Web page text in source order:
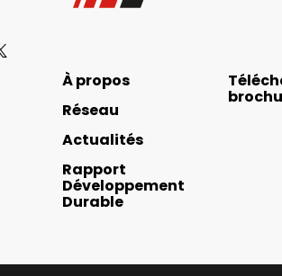
À propos
Réseau
Actualités
Rapport
Développement
Durable